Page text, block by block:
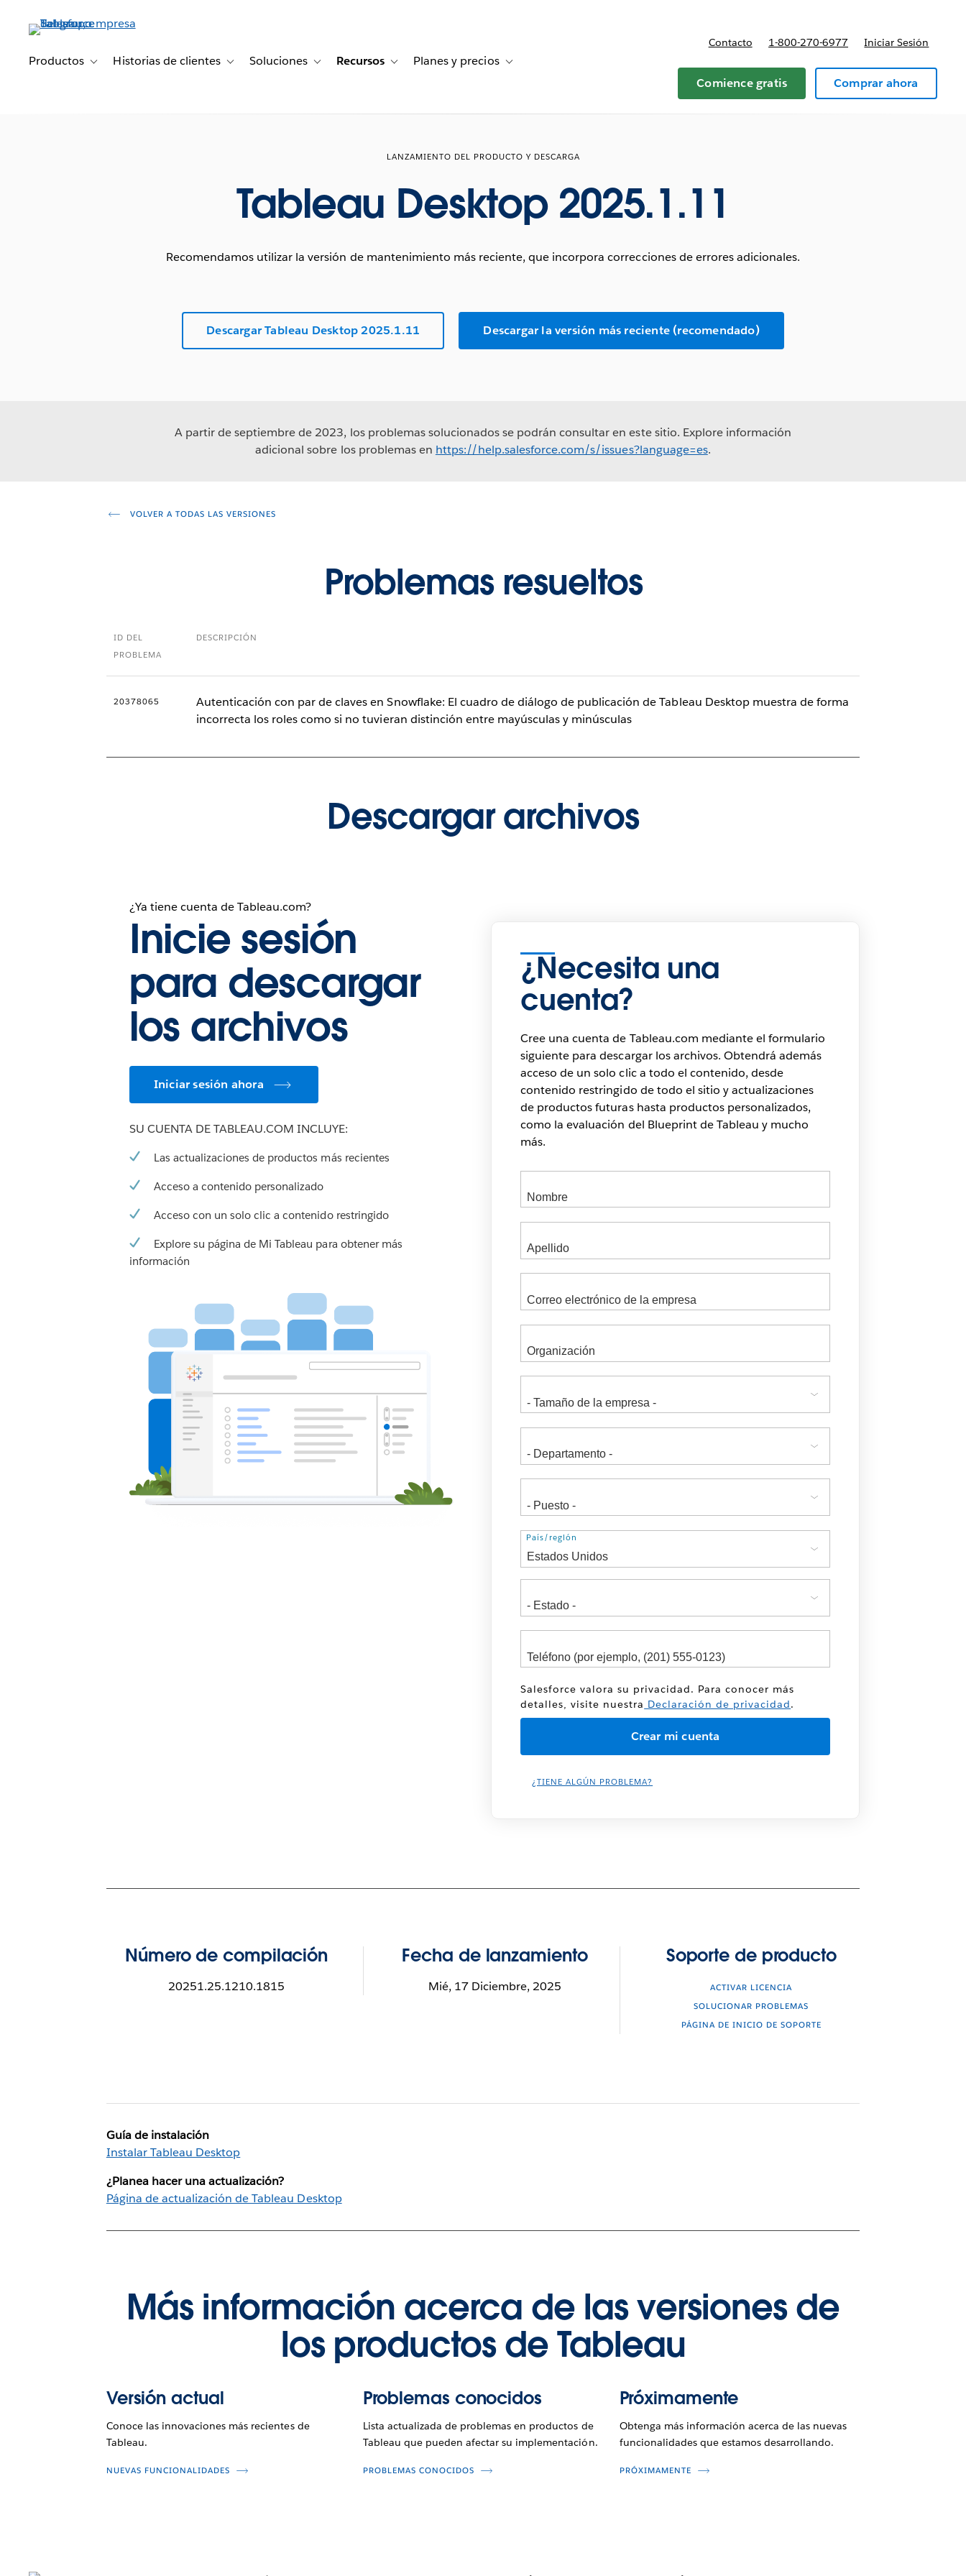
principalProductos Toggle sub-navigation for Productos
Historias de clientes Toggle sub-navigation for Historias de clientes
Soluciones Toggle sub-navigation for Soluciones
Recursos Toggle sub-navigation for Recursos
Planes y precios Toggle sub-navigation for Planes y precios
Contacto 1-800-270-6977 Iniciar Sesión
Comience gratis Comprar ahora
LANZAMIENTO DEL PRODUCTO Y DESCARGA
Tableau Desktop 2025.1.11
Recomendamos utilizar la versión de mantenimiento más reciente, que incorpora correcciones de errores adicionales.
Descargar Tableau Desktop 2025.1.11 Descargar la versión más reciente (recomendado)
A partir de septiembre de 2023, los problemas solucionados se podrán consultar en este sitio. Explore información
adicional sobre los problemas en https://help.salesforce.com/s/issues?language=es.
VOLVER A TODAS LAS VERSIONES
Problemas resueltos
ID DEL
PROBLEMA
DESCRIPCIÓN
20378065
Autenticación con par de claves en Snowflake: El cuadro de diálogo de publicación de Tableau Desktop muestra de forma
incorrecta los roles como si no tuvieran distinción entre mayúsculas y minúsculas
Descargar archivos
¿Ya tiene cuenta de Tableau.com?
Inicie sesión
para descargar
los archivos
Iniciar sesión ahora
SU CUENTA DE TABLEAU.COM INCLUYE:
Las actualizaciones de productos más recientes
Acceso a contenido personalizado
Acceso con un solo clic a contenido restringido
Explore su página de Mi Tableau para obtener más
información
¿Necesita una
cuenta?
Cree una cuenta de Tableau.com mediante el formulario
siguiente para descargar los archivos. Obtendrá además
acceso de un solo clic a todo el contenido, desde
contenido restringido de todo el sitio y actualizaciones
de productos futuras hasta productos personalizados,
como la evaluación del Blueprint de Tableau y mucho
más.
Dirección
País/región
Salesforce valora su privacidad. Para conocer más
detalles, visite nuestra Declaración de privacidad.
¿TIENE ALGÚN PROBLEMA?
Número de compilación
20251.25.1210.1815
Fecha de lanzamiento
Mié, 17 Diciembre, 2025
Soporte de producto
ACTIVAR LICENCIA
SOLUCIONAR PROBLEMAS
PÁGINA DE INICIO DE SOPORTE
Guía de instalación
Instalar Tableau Desktop
¿Planea hacer una actualización?
Página de actualización de Tableau Desktop
Más información acerca de las versiones de
los productos de Tableau
Versión actual
Conoce las innovaciones más recientes de
Tableau.
NUEVAS FUNCIONALIDADES
Problemas conocidos
Lista actualizada de problemas en productos de
Tableau que pueden afectar su implementación.
PROBLEMAS CONOCIDOS
Próximamente
Obtenga más información acerca de las nuevas
funcionalidades que estamos desarrollando.
PRÓXIMAMENTE